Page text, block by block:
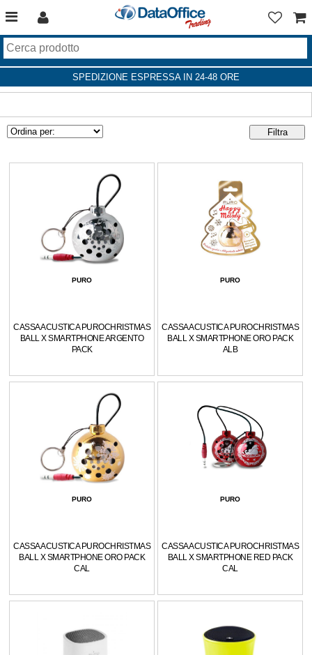
SPEDIZIONE ESPRESSA IN 24-48 ORE
PURO
CASSA ACUSTICA PUROCHRISTMAS
BALL X SMARTPHONE ARGENTO
PACK
PURO
CASSA ACUSTICA PUROCHRISTMAS
BALL X SMARTPHONE ORO PACK
ALB
PURO
CASSA ACUSTICA PUROCHRISTMAS
BALL X SMARTPHONE ORO PACK
CAL
PURO
CASSA ACUSTICA PUROCHRISTMAS
BALL X SMARTPHONE RED PACK
CAL